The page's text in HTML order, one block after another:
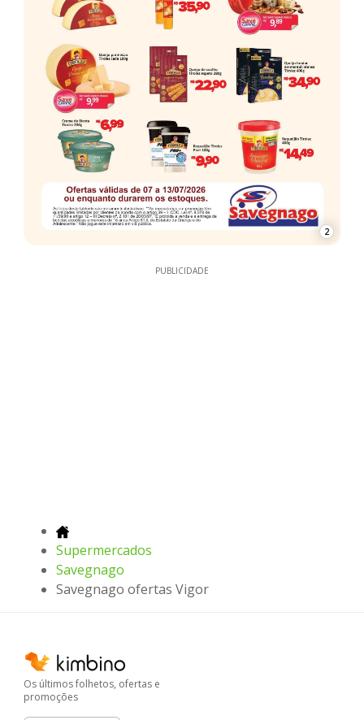
2
PUBLICIDADE
Supermercados
Savegnago
Savegnago ofertas Vigor
Os últimos folhetos, ofertas e
promoções